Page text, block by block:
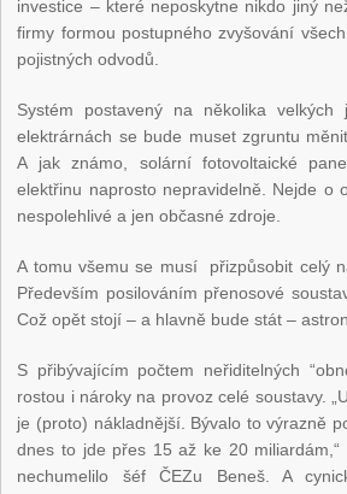
investice – které neposkytne nikdo jiný
firmy formou postupného zvyšování
pojistných odvodů.
Systém postavený na několika velkých
elektrárnách se bude muset zgruntu
A jak známo, solární fotovoltaické
elektřinu naprosto nepravidelně. Nejde o
nespolehlivé a jen občasné zdroje.
A tomu všemu se musí přizpůsobit celý
Především posilováním přenosové
Což opět stojí – a hlavně bude stát –
S přibývajícím počtem neřiditelných
rostou i nároky na provoz celé soustavy.
je (proto) nákladnější. Bývalo to výrazně
dnes to jde přes 15 až ke 20
nechumelilo šéf ČEZu Beneš. A